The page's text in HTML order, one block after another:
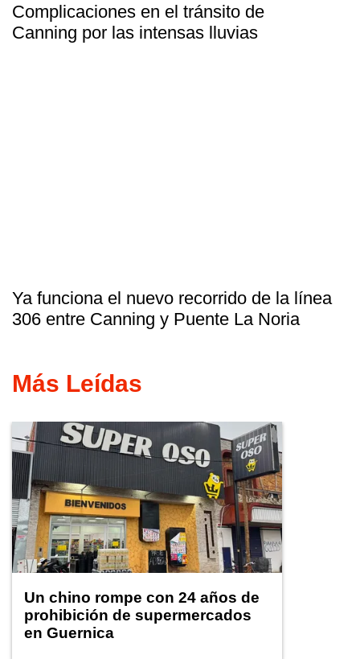
Complicaciones en el tránsito de
Canning por las intensas lluvias
Ya funciona el nuevo recorrido de la línea
306 entre Canning y Puente La Noria
Más Leídas
Un chino rompe con 24 años de
prohibición de supermercados
en Guernica